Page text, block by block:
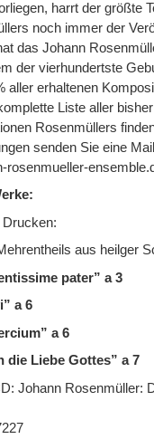
harrt der größte
noch immer der
das Johann
der vierhundertste
aller erhaltenen
Liste aller
Rosenmüllers
senden Sie eine
rosenmueller-
aus heilger
pater” a 3
a 6
a 6
die Liebe Gottes” a 7
Johann Rosenmüller: